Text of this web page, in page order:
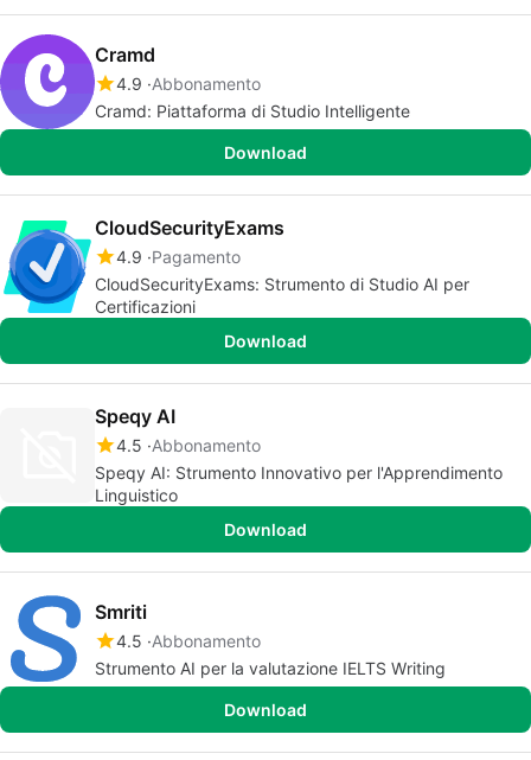
Cramd
4.9 Abbonamento
Cramd: Piattaforma di Studio Intelligente
Download
CloudSecurityExams
4.9 Pagamento
CloudSecurityExams: Strumento di Studio AI per
Certificazioni
Download
Speqy AI
4.5 Abbonamento
Speqy AI: Strumento Innovativo per l'Apprendimento
Linguistico
Download
Smriti
4.5 Abbonamento
Strumento AI per la valutazione IELTS Writing
Download